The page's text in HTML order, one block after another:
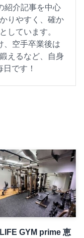
紹介記事を中心
りやすく、確か
しています。
、空手卒業後は
えるなど、自身
です！
GYM prime 恵